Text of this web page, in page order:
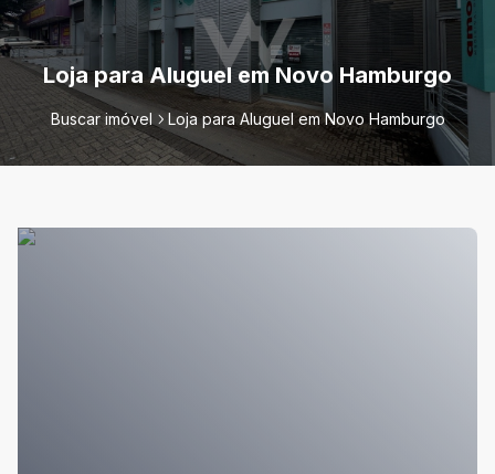
Loja para Aluguel em Novo Hamburgo
Buscar imóvel Loja para Aluguel em Novo Hamburgo